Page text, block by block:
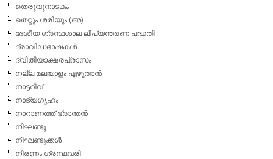
തെരുവുനാടകം
തെറ്റും ശരിയും (അ)
ദേശീയ ഗ്രന്ഥശാല ലിപ്യന്തരണ പദ്ധതി
ദ്രാവിഡഭാഷകള്‍
ദ്വിതീയാക്ഷരപ്രാസം
നല്ല മലയാളം എഴുതാന്‍
നാട്ടറിവ്
നാട്യഗൃഹം
നാറാണത്ത് ഭ്രാന്തന്‍
നിഘണ്ടു
നിഘണ്ടുക്കള്‍
നിരണം ഗ്രന്ഥവരി